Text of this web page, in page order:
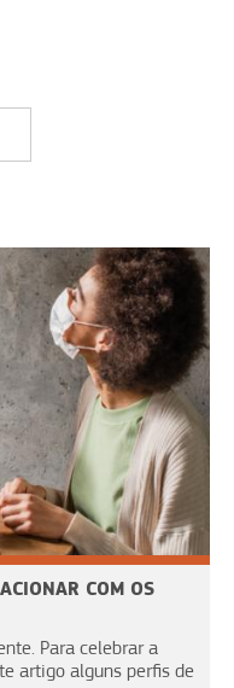
COM OS
Para celebrar a
artigo alguns perfis de